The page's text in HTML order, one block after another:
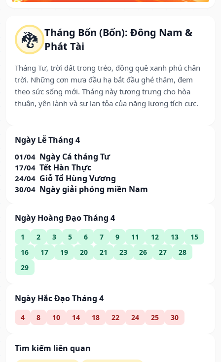
🐉 Tháng Bốn (Bốn): Đông Nam &
Phát Tài
Tháng Tư, trời đất trong trẻo, đồng quê xanh phủ chân
trời. Những cơn mưa đầu hạ bắt đầu ghé thăm, đem
theo sức sống mới. Tháng này tượng trưng cho hòa
thuận, yên lành và sự lan tỏa của năng lượng tích cực.
Ngày Lễ Tháng 4
01/04 Ngày Cá tháng Tư
17/04 Tết Hàn Thực
24/04 Giỗ Tổ Hùng Vương
30/04 Ngày giải phóng miền Nam
Ngày Hoàng Đạo Tháng 4
1 2 3 5 6 7 9 11 12 13
15
16
17 19 20 21 23 26 27
28
29
Ngày Hắc Đạo Tháng 4
4 8 10 14 18 22 24 25 30
Tìm kiếm liên quan